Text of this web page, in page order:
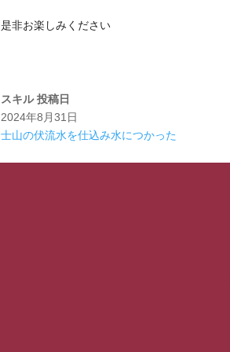
是非お楽しみください
スキル 投稿日
2024年8月31日
士山の伏流水を仕込み水につかった